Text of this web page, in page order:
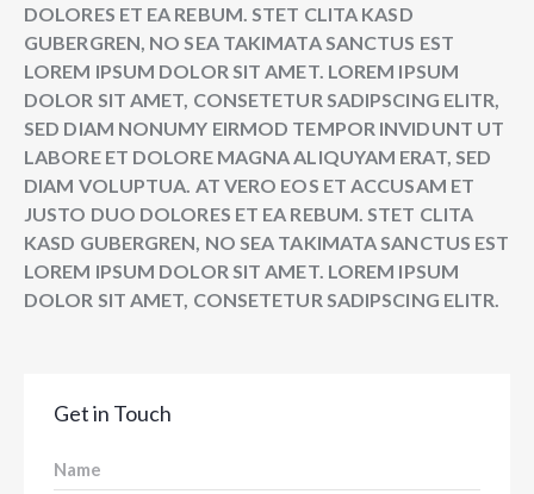
DOLORES ET EA REBUM. STET CLITA KASD
GUBERGREN, NO SEA TAKIMATA SANCTUS EST
LOREM IPSUM DOLOR SIT AMET. LOREM IPSUM
DOLOR SIT AMET, CONSETETUR SADIPSCING ELITR,
SED DIAM NONUMY EIRMOD TEMPOR INVIDUNT UT
LABORE ET DOLORE MAGNA ALIQUYAM ERAT, SED
DIAM VOLUPTUA. AT VERO EOS ET ACCUSAM ET
JUSTO DUO DOLORES ET EA REBUM. STET CLITA
KASD GUBERGREN, NO SEA TAKIMATA SANCTUS EST
LOREM IPSUM DOLOR SIT AMET. LOREM IPSUM
DOLOR SIT AMET, CONSETETUR SADIPSCING ELITR.
Get in Touch